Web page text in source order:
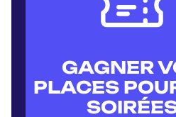
GAGNER
PLACES